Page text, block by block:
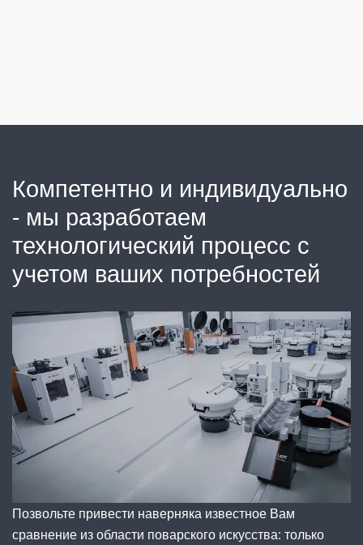
Компетентно и индивидуально
- мы разработаем
технологический процесс с
учетом ваших потребностей
Позвольте привести наверняка известное Вам
сравнение из области поварского искусства: только